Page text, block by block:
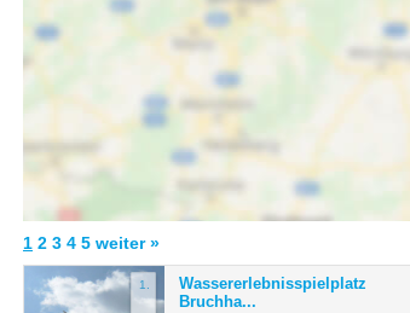
1 2 3 4 5 weiter »
1.
Wassererlebnisspielplatz
Bruchha...